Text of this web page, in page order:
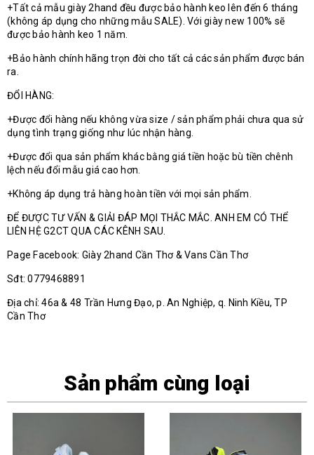
+Tất cả mẫu giày 2hand đều được bảo hành keo lên đến 6 tháng
(không áp dụng cho những mẫu SALE). Với giày new 100% sẽ
được bảo hành keo 1 năm.
+Bảo hành chính hãng trọn đời cho tất cả các sản phẩm được bán
ra.
ĐỔI HÀNG:
+Được đổi hàng nếu không vừa size / sản phẩm phải chưa qua sử
dụng tình trạng giống như lúc nhận hàng.
+Được đổi qua sản phẩm khác bằng giá tiền hoặc bù tiền chênh
lệch nếu đổi mẫu giá cao hơn.
+Không áp dụng trả hàng hoàn tiền với mọi sản phẩm.
ĐỂ ĐƯỢC TƯ VẤN & GIẢI ĐÁP MỌI THẮC MẮC. ANH EM CÓ THỂ
LIÊN HỆ G2CT QUA CÁC KÊNH SAU.
Page Facebook: Giày 2hand Cần Thơ & Vans Cần Thơ
Sđt: 0779468891
Địa chỉ: 46a & 48 Trần Hưng Đạo, p. An Nghiệp, q. Ninh Kiều, TP
Cần Thơ
Sản phẩm cùng loại